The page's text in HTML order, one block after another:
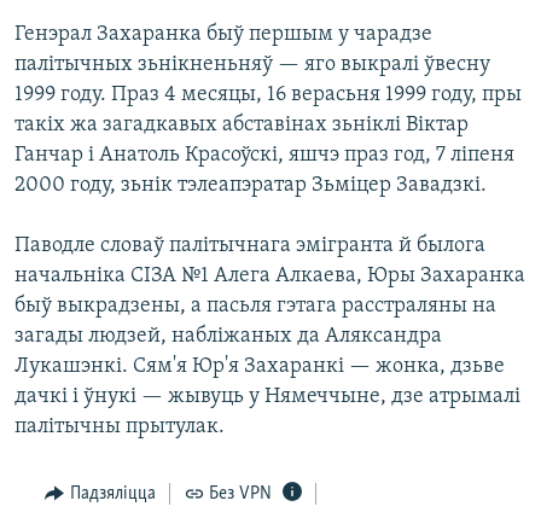
Генэрал Захаранка быў першым у чарадзе
палітычных зьнікненьняў — яго выкралі ўвесну
1999 году. Праз 4 месяцы, 16 верасьня 1999 году, пры
такіх жа загадкавых абставінах зьніклі Віктар
Ганчар і Анатоль Красоўскі, яшчэ праз год, 7 ліпеня
2000 году, зьнік тэлеапэратар Зьміцер Завадзкі.
Паводле словаў палітычнага эмігранта й былога
начальніка СІЗА №1 Алега Алкаева, Юры Захаранка
быў выкрадзены, а пасьля гэтага расстраляны на
загады людзей, набліжаных да Аляксандра
Лукашэнкі. Сям'я Юр'я Захаранкі — жонка, дзьве
дачкі і ўнукі — жывуць у Нямеччыне, дзе атрымалі
палітычны прытулак.
Падзяліцца Без VPN